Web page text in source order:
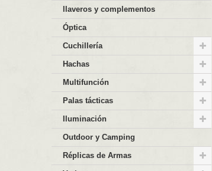
llaveros y complementos
Óptica
Cuchillería
Hachas
Multifunción
Palas tácticas
Iluminación
Outdoor y Camping
Réplicas de Armas